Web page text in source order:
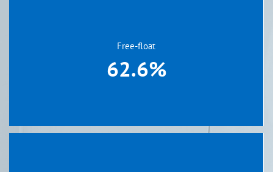
Free-float
62.6%